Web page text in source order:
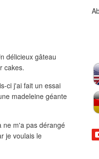
délicieux gâteau
cakes.
ci j'ai fait un essai
madeleine géante
ne m'a pas dérangé
je voulais le